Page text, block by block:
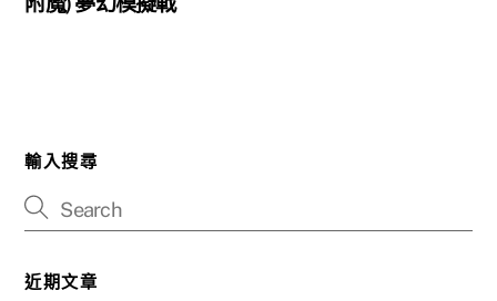
輸入搜尋
近期文章